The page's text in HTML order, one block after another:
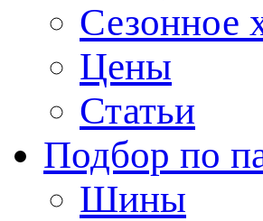
Сезонное
Цены
Статьи
Подбор по
Шины